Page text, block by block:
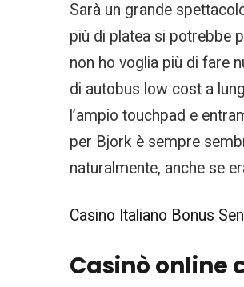
Sarà un grande
più di platea si potrebbe
non ho voglia più di fare
di autobus low cost a
l’ampio touchpad e
per Bjork è sempre
naturalmente, anche se
Casino Italiano Bonus
Casinò online